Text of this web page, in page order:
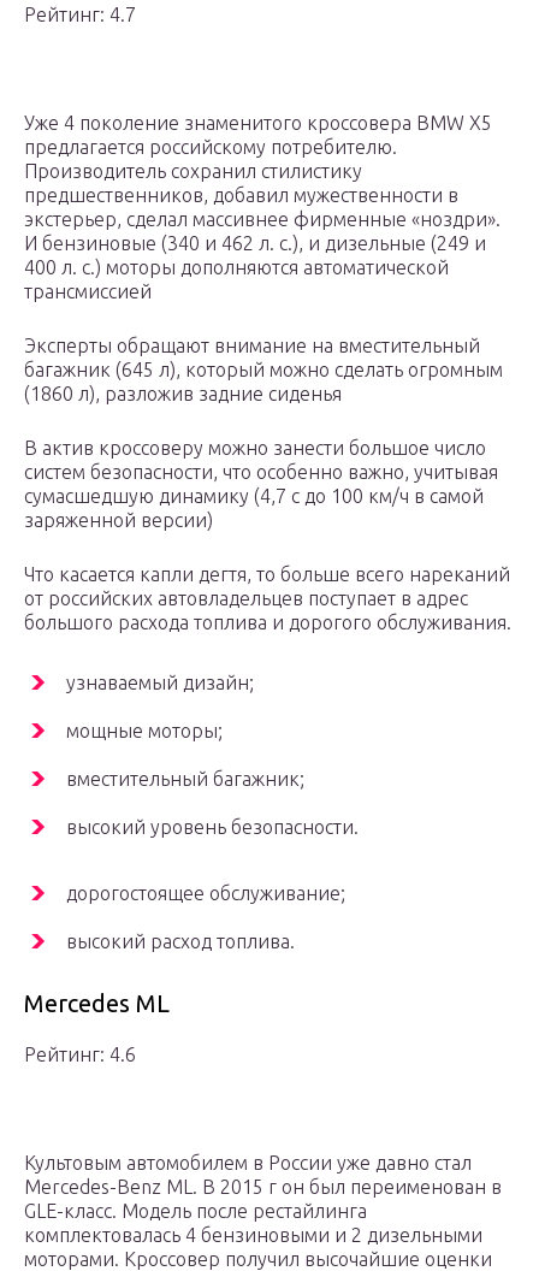
Рейтинг: 4.7
Уже 4 поколение знаменитого кроссовера BMW X5
предлагается российскому потребителю.
Производитель сохранил стилистику
предшественников, добавил мужественности в
экстерьер, сделал массивнее фирменные «ноздри».
И бензиновые (340 и 462 л. с.), и дизельные (249 и
400 л. с.) моторы дополняются автоматической
трансмиссией
Эксперты обращают внимание на вместительный
багажник (645 л), который можно сделать огромным
(1860 л), разложив задние сиденья
В актив кроссоверу можно занести большое число
систем безопасности, что особенно важно, учитывая
сумасшедшую динамику (4,7 с до 100 км/ч в самой
заряженной версии)
Что касается капли дегтя, то больше всего нареканий
от российских автовладельцев поступает в адрес
большого расхода топлива и дорогого обслуживания.
узнаваемый дизайн;
мощные моторы;
вместительный багажник;
высокий уровень безопасности.
дорогостоящее обслуживание;
высокий расход топлива.
Mercedes ML
Рейтинг: 4.6
Культовым автомобилем в России уже давно стал
Mercedes-Benz ML. В 2015 г он был переименован в
GLE-класс. Модель после рестайлинга
комплектовалась 4 бензиновыми и 2 дизельными
моторами. Кроссовер получил высочайшие оценки